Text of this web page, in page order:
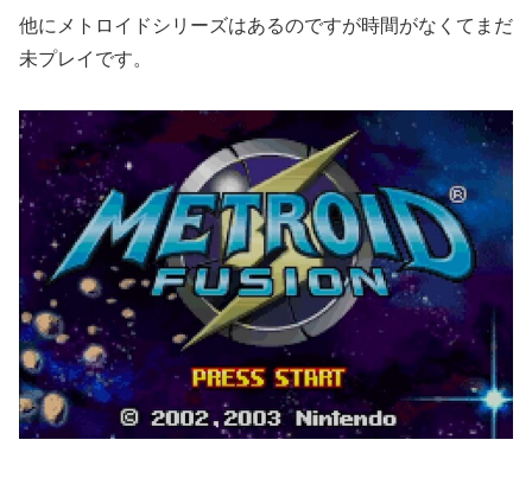
他にメトロイドシリーズはあるのですが時間がなくてまだ
未プレイです。